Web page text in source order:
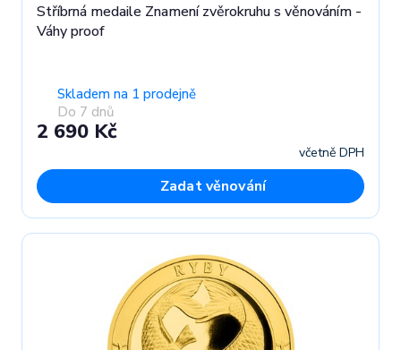
Stříbrná medaile Znamení zvěrokruhu s věnováním -
Váhy proof
Skladem na 1 prodejně
Do 7 dnů
2 690 Kč
včetně DPH
Zadat věnování